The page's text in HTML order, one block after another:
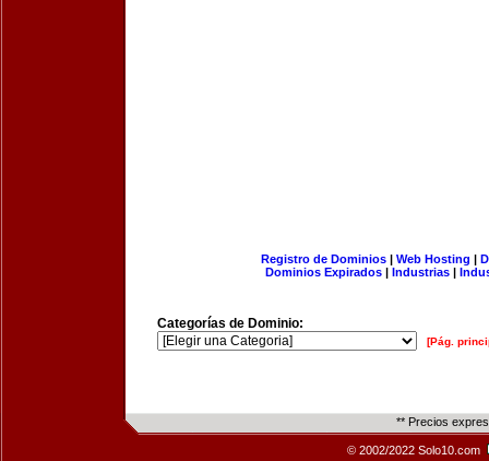
Registro de Dominios| Web Hosting |
Dominios Expirados | Industrias |
Categorías de Dominio:
[Pág.
** Precios
© 2002/2022 Solo10.com